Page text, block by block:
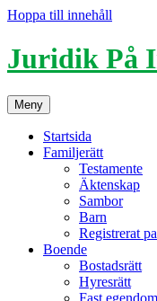
Hoppa till innehåll
Juridik På
Meny
Startsida
Familjerätt
Testamente
Äktenskap
Sambor
Barn
Registrerat
Boende
Bostadsrätt
Hyresrätt
Fast egendom